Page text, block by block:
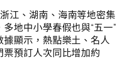
江、湖南、海南等地密集
地中小學春假也與“五一”
顯示，熱點樂土、名人
票預訂人次同比增加約